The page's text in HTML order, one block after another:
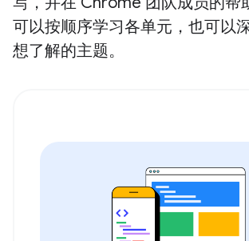
可以按顺序学习各单元，也可以
想了解的主题。